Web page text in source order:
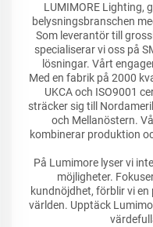
LUMIMORE Lighting,
belysningsbranschen
Som leverantör till
specialiserar vi oss på
lösningar. Vårt
Med en fabrik på 2000
UKCA och ISO9001
sträcker sig till
och Mellanöstern.
kombinerar produktion
På Lumimore lyser vi
möjligheter.
kundnöjdhet, förblir vi
världen. Upptäck